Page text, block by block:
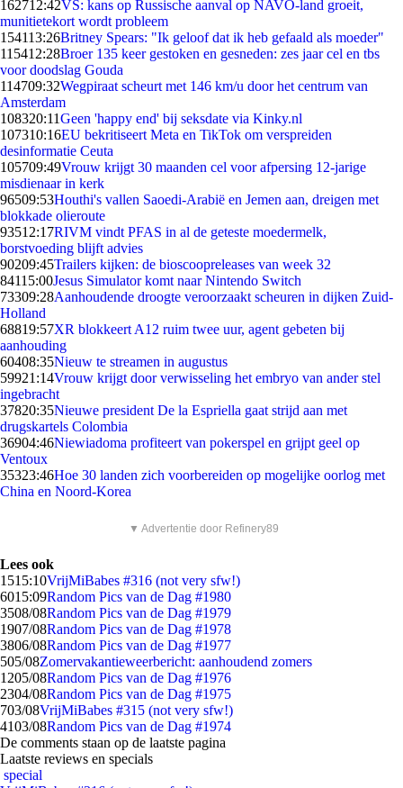
162712:42VS: kans op Russische aanval op NAVO-land groeit,
munitietekort wordt probleem
154113:26Britney Spears: "Ik geloof dat ik heb gefaald als moeder"
115412:28Broer 135 keer gestoken en gesneden: zes jaar cel en tbs
voor doodslag Gouda
114709:32Wegpiraat scheurt met 146 km/u door het centrum van
Amsterdam
108320:11Geen 'happy end' bij seksdate via Kinky.nl
107310:16EU bekritiseert Meta en TikTok om verspreiden
desinformatie Ceuta
105709:49Vrouw krijgt 30 maanden cel voor afpersing 12-jarige
misdienaar in kerk
96509:53Houthi's vallen Saoedi-Arabië en Jemen aan, dreigen met
blokkade olieroute
93512:17RIVM vindt PFAS in al de geteste moedermelk,
borstvoeding blijft advies
90209:45Trailers kijken: de bioscoopreleases van week 32
84115:00Jesus Simulator komt naar Nintendo Switch
73309:28Aanhoudende droogte veroorzaakt scheuren in dijken Zuid-
Holland
68819:57XR blokkeert A12 ruim twee uur, agent gebeten bij
aanhouding
60408:35Nieuw te streamen in augustus
59921:14Vrouw krijgt door verwisseling het embryo van ander stel
ingebracht
37820:35Nieuwe president De la Espriella gaat strijd aan met
drugskartels Colombia
36904:46Niewiadoma profiteert van pokerspel en grijpt geel op
Ventoux
35323:46Hoe 30 landen zich voorbereiden op mogelijke oorlog met
China en Noord-Korea
▼ Advertentie door Refinery89
Lees ook
1515:10VrijMiBabes #316 (not very sfw!)
6015:09Random Pics van de Dag #1980
3508/08Random Pics van de Dag #1979
1907/08Random Pics van de Dag #1978
3806/08Random Pics van de Dag #1977
505/08Zomervakantieweerbericht: aanhoudend zomers
1205/08Random Pics van de Dag #1976
2304/08Random Pics van de Dag #1975
703/08VrijMiBabes #315 (not very sfw!)
4103/08Random Pics van de Dag #1974
De comments staan op de laatste pagina
Laatste reviews en specials
special